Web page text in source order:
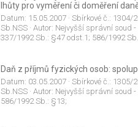
lhůty pro vyměření či doměření
Datum: 15.05.2007· Sbírkové č.: 1304/
Sb.NSS· Autor: Nejvyšší správní soud
337/1992 Sb.: §47 odst.1; 586/1992
Daň z příjmů fyzických osob:
Datum: 03.05.2007· Sbírkové č.: 1305/
Sb.NSS· Autor: Nejvyšší správní soud
586/1992 Sb.: §13;